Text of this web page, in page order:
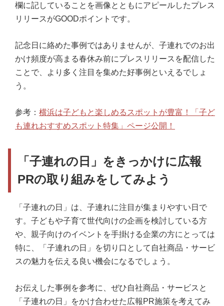
欄に記していることを画像とともにアピールしたプレス
リリースがGOODポイントです。
記念日に絡めた事例ではありませんが、子連れでのお出
かけ頻度が高まる春休み前にプレスリリースを配信した
ことで、より多く注目を集めた好事例といえるでしょ
う。
参考： 横浜は子どもと楽しめるスポットが豊富！「子ど
も連れおすすめスポット特集」ページ公開！
「子連れの日」をきっかけに広報
PRの取り組みをしてみよう
「子連れの日」は、子連れに注目が集まりやすい日で
す。子どもや子育て世代向けの企画を検討している方
や、親子向けのイベントを手掛ける企業の方にとっては
特に、「子連れの日」を切り口として自社商品・サービ
スの魅力を伝える良い機会になるでしょう。
お伝えした事例を参考に、ぜひ自社商品・サービスと
「子連れの日」をかけ合わせた広報PR施策を考えてみ